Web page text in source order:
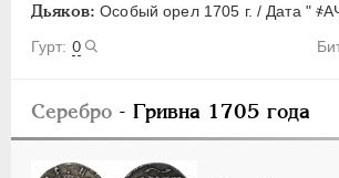
Дьяков: Особый орел 1705 г. / Дата "
0
Серебро - Гривна 1705 года